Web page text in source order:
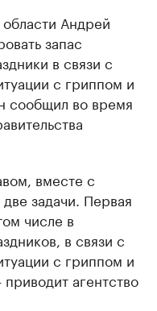
Андрей
запас
в связи с
с гриппом и
сообщил во время
вместе с
задачи. Первая
числе в
в связи с
с гриппом и
агентство